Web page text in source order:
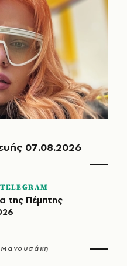
07.08.2026
της Πέμπτης
Μανουσάκη